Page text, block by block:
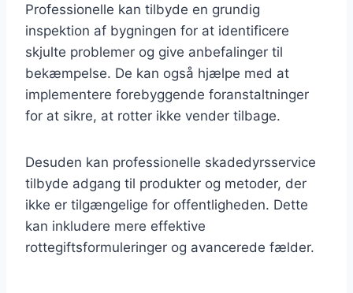
Professionelle kan tilbyde en grundig
inspektion af bygningen for at identificere
skjulte problemer og give anbefalinger til
bekæmpelse. De kan også hjælpe med at
implementere forebyggende foranstaltninger
for at sikre, at rotter ikke vender tilbage.
Desuden kan professionelle skadedyrsservice
tilbyde adgang til produkter og metoder, der
ikke er tilgængelige for offentligheden. Dette
kan inkludere mere effektive
rottegiftsformuleringer og avancerede fælder.